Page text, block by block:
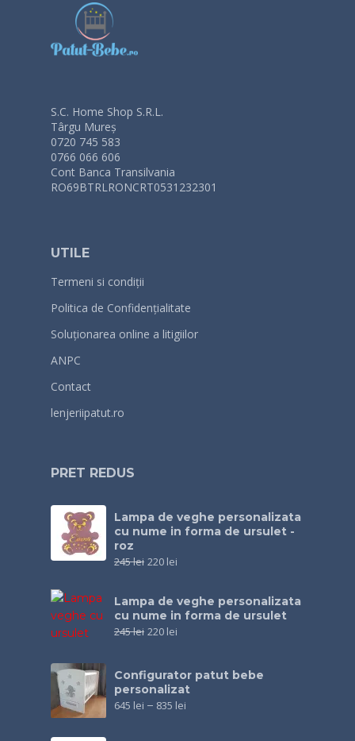
S.C. Home Shop S.R.L.
Târgu Mureș
0720 745 583
0766 066 606
Cont Banca Transilvania
RO69BTRLRONCRT0531232301
UTILE
Termeni si condiții
Politica de Confidențialitate
Soluționarea online a litigiilor
ANPC
Contact
lenjeriipatut.ro
PRET REDUS
Lampa de veghe personalizata
cu nume in forma de ursulet -
roz
245lei 220 lei
Lampa de veghe personalizata
cu nume in forma de ursulet
245lei 220 lei
Configurator patut bebe
personalizat
645 lei – 835 lei